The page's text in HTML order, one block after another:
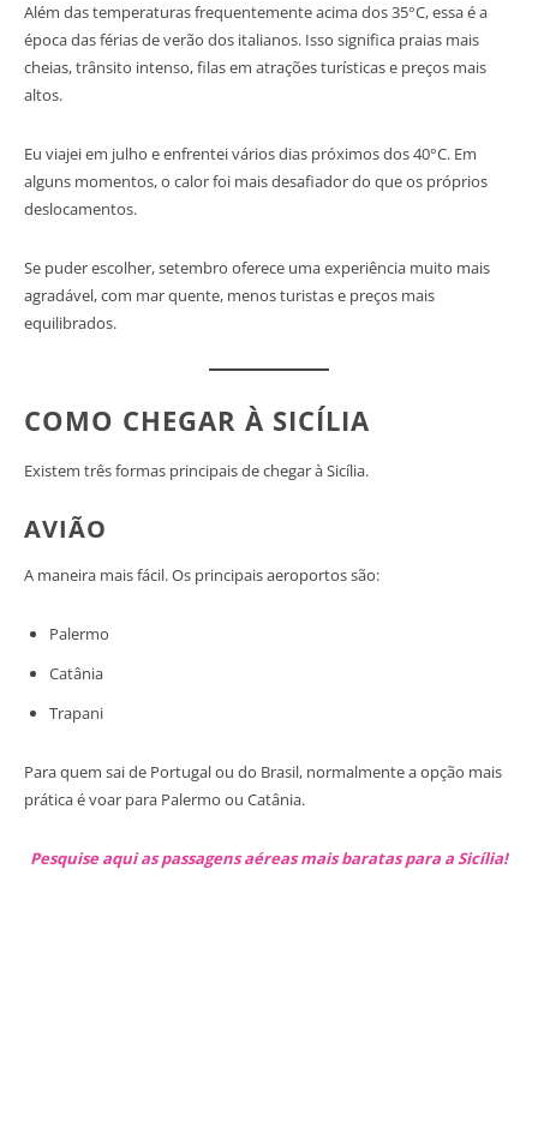
Além das temperaturas frequentemente acima dos 35°C, essa é a
época das férias de verão dos italianos. Isso significa praias mais
cheias, trânsito intenso, filas em atrações turísticas e preços mais
altos.
Eu viajei em julho e enfrentei vários dias próximos dos 40°C. Em
alguns momentos, o calor foi mais desafiador do que os próprios
deslocamentos.
Se puder escolher, setembro oferece uma experiência muito mais
agradável, com mar quente, menos turistas e preços mais
equilibrados.
COMO CHEGAR À SICÍLIA
Existem três formas principais de chegar à Sicília.
AVIÃO
A maneira mais fácil. Os principais aeroportos são:
Palermo
Catânia
Trapani
Para quem sai de Portugal ou do Brasil, normalmente a opção mais
prática é voar para Palermo ou Catânia.
Pesquise aqui as passagens aéreas mais baratas para a Sicília!